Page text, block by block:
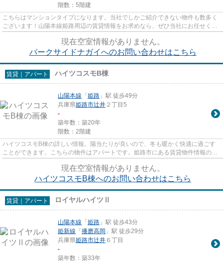
階数：5階建
こちらはマンションタイプになります。当社でしかご紹介できない物件も数多く
ございます！山陽本線姫路周辺の賃貸情報をお求めなら、ぜひ当社にお任せくだ
さい。
現在空室情報がありません。
パークサイドナガイへのお問い合わせはこちら
賃貸｜アパート ハイツコスモB棟
山陽本線 「姫路 」駅 徒歩49分
兵庫県姫路市辻井 ２丁目5
-
築年数：築20年
階数：2階建
ハイツコスモB棟の詳しい情報。陽当たりが良いので、冬も暖かく快適に過ごす
ことができます。こちらの物件はアパートです。姫路市にある賃貸物件情報のこ
となら、お気軽に当社にお任せ...
現在空室情報がありません。
ハイツコスモB棟へのお問い合わせはこちら
賃貸｜アパート ロイヤルハイツⅡ
山陽本線 「姫路 」駅 徒歩43分
姫新線 「播磨高岡 」駅 徒歩29分
兵庫県姫路市辻井 ６丁目
-
築年数：築33年